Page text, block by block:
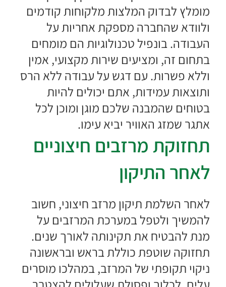
מומלץ לבדוק המלצות מלקוחות קודמים
ולוודא שהחברה מספקת אחריות על
העבודה.בונפיל טכנולוגיות הם מומחים
בתחום זה, ומציעים שירות מקצועי, אמין
וללא פשרות. עם דגש על עבודה ללא הרס
ותוצאות עמידות, אתם יכולים להיות
בטוחים שהמבנה שלכם מוגן ומוכן לכל
אתגר שמזג האוויר יביא עימו.
תחזוקת מרזבים חיצוניים
לאחר התיקון
לאחר השלמת תיקון מרזב חיצוני, חשוב
להמשיך ולטפל במערכת המרזבים על
מנת להבטיח את תקינותה לאורך שנים.
תחזוקה שוטפת כוללת בראש ובראשונה
ניקוי תקופתי של המרזב, במהלכו מוסרים